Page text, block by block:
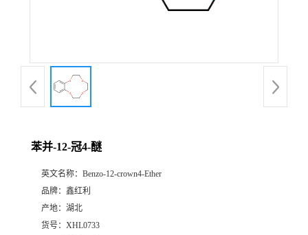
苯并-12-冠4-醚
英文名称： Benzo-12-crown4-Ether
品牌： 鑫红利
产地： 湖北
货号： XHL0733